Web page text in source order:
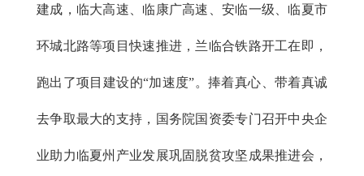
建成，临大高速、临康广高速、安临一级、临夏市
环城北路等项目快速推进，兰临合铁路开工在即，
跑出了项目建设的“加速度”。捧着真心、带着真诚
去争取最大的支持，国务院国资委专门召开中央企
业助力临夏州产业发展巩固脱贫攻坚成果推进会，